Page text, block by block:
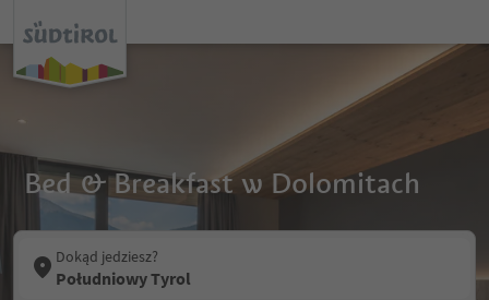
Bed & Breakfast w Dolomitach
Dokąd jedziesz?
Południowy Tyrol